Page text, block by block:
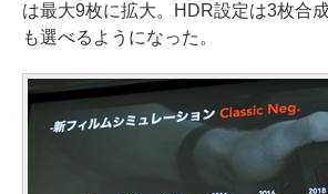
は最大9枚に拡大。HDR設定は3枚合
も選べるようになった。